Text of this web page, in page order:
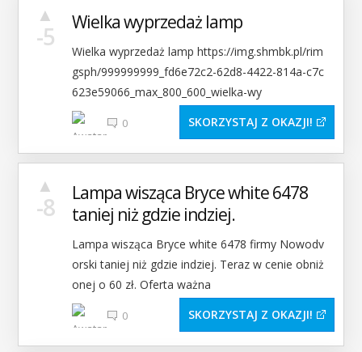
-5
▲ Wielka wyprzedaż lamp
Wielka wyprzedaż lamp https://img.shmbk.pl/rim
gsph/999999999_fd6e72c2-62d8-4422-814a-c7c
623e59066_max_800_600_wielka-wy
0 SKORZYSTAJ Z OKAZJI
-8
▲
Lampa wisząca Bryce white 6478
taniej niż gdzie indziej.
Lampa wisząca Bryce white 6478 firmy Nowodv
orski taniej niż gdzie indziej. Teraz w cenie obniż
onej o 60 zł. Oferta ważna
0 SKORZYSTAJ Z OKAZJI